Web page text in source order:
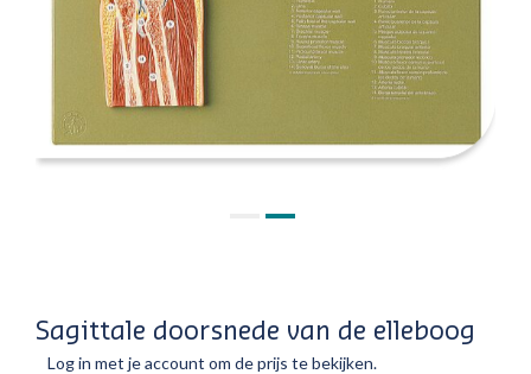
Sagittale doorsnede van de elleboog
Log in met je account om de prijs te bekijken.